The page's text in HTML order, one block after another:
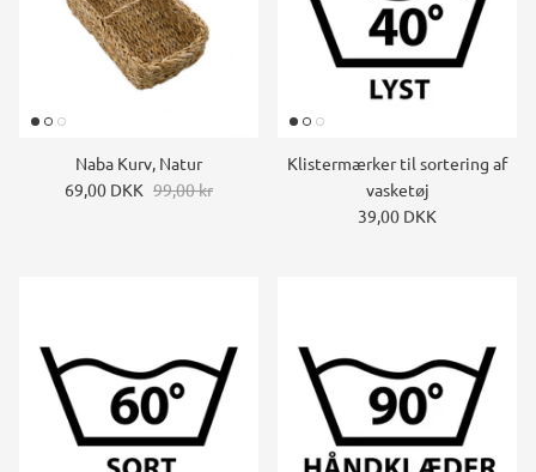
Naba Kurv, Natur
69,00 DKK 99,00 kr
Klistermærker til sortering af
vasketøj
39,00 DKK